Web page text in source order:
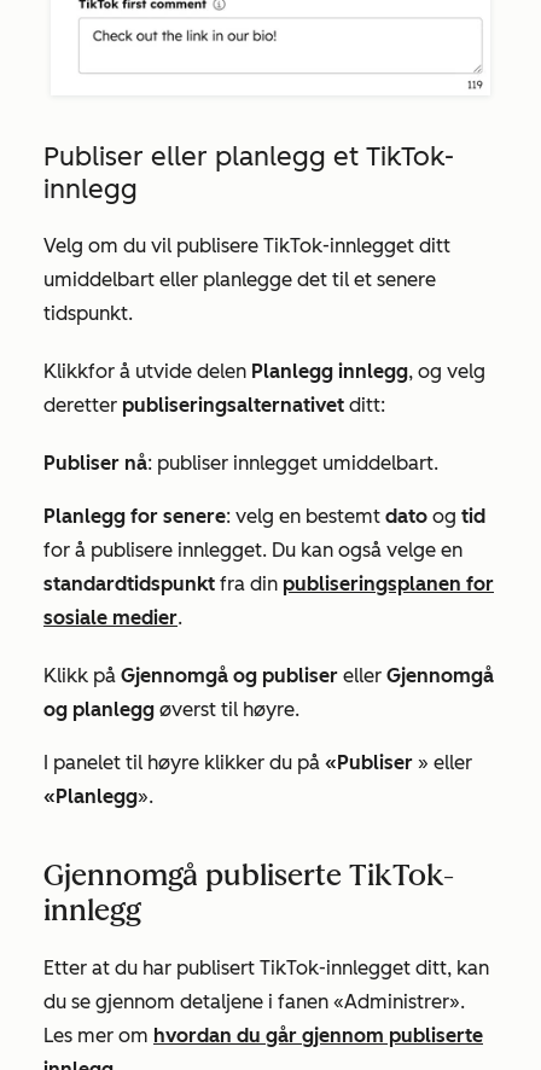
Publiser eller planlegg et TikTok-
innlegg
Velg om du vil publisere TikTok-innlegget ditt
umiddelbart eller planlegge det til et senere
tidspunkt.
Klikkfor å utvide delen Planlegg innlegg, og velg
deretter publiseringsalternativet ditt:
Publiser nå: publiser innlegget umiddelbart.
Planlegg for senere: velg en bestemt dato og tid
for å publisere innlegget. Du kan også velge en
standardtidspunkt fra din publiseringsplanen for
sosiale medier.
Klikk på Gjennomgå og publiser eller Gjennomgå
og planlegg øverst til høyre.
I panelet til høyre klikker du på «Publiser » eller
«Planlegg».
Gjennomgå publiserte TikTok-
innlegg
Etter at du har publisert TikTok-innlegget ditt, kan
du se gjennom detaljene i fanen «Administrer».
Les mer om hvordan du går gjennom publiserte